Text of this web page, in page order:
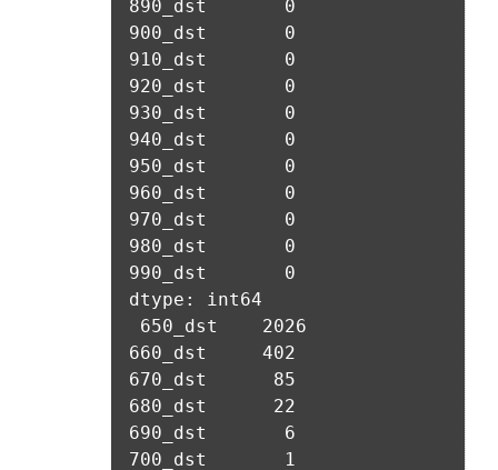
라. 이 약관에 동의하고 위 다.호의 사항을 확인하거나 거부하는
표시(예, 마우스 클릭)
마. 재화 및 서비스 등의 구매 신청 및 이에 관한 확인 또는 “사이
트”의 확인에 대한 동의
바. 결제 방법의 선택
2. “사이트”가 제3자에게 구매자 개인정보를 제공할 필요가 있
는 경우 1)개인정보를 제공받는 자, 2)개인정보를 제공받는 자
의 개인정보 이용 목적, 3)제공하는 개인정보의 항목, 4)개인정
보를 제공받는 자의 개인정보 보유 및 이용 기간을 구매자에게
알리고 동의를 받아야 한다. (동의를 받은 사항이 변경되는 경우
3. “사이트”가 제3자에게 구매자의 개인정보를 취급할 수 있도
록 업무를 위탁하는 경우에는 1)개인정보 취급위탁을 받는 자,
2)개인정보 취급위탁을 하는 업무의 내용을 구매자에게 알리고
동의를 받아야 한다. (동의를 받은 사항이 변경되는 경우에도 같
다.) 다만, 서비스 제공에 관한 계약 이행을 위해 필요하고 구매
자의 편의증진과 관련된 경우에는 「정보통신망 이용촉진 및
정보보호 등에 관한 법률」에서 정하고 있는 방법으로 개인정
5. 개인정보의 제공 및 처리위탁 및 국외이전
“회사”는 원칙적으로 이용자 동의 없이 개인정보를 외부에 제공
하지 않습니다.
“회사”는 이용자의 사전 동의 없이 개인정보를 외부에 제공하지
않습니다. 단, 이용자가 정당한 대가를 받고 허락을 한 경우, 개
인정보 제공에 직접 동의를 한 경우, 그리고 관련 법령에 의거해
데이콘에 개인정보 제출 의무가 발생한 경우, 이용자의 생명이
나 안전에 급박한 위험이 확인되어 이를 해소하기 위한 경우에
한하여 개인정보를 제공하고 있습니다.
"회사"는 개인정보를 1. 개인정보의 수집 및 이용목적에서 고지
한 범위 내에서 사용하며, 이용자의 사전 동의 없이 동 범위를 초
과하여 이용하지 않습니다.